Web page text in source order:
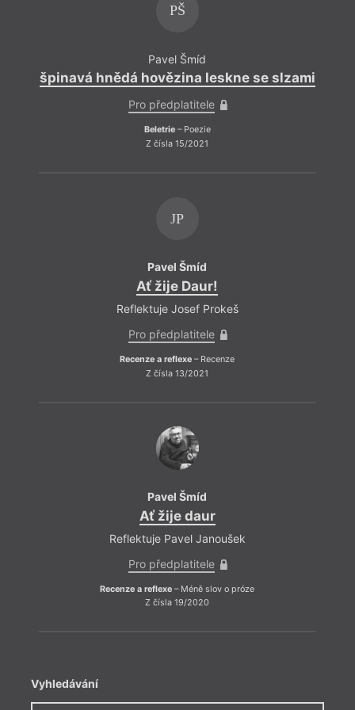
PŠ
Pavel Šmíd
špinavá hnědá hovězina leskne se slzami
Pro předplatitele
Beletrie– Poezie
Z čísla 15/2021
JP
Pavel Šmíd
Ať žije Daur!
Reflektuje Josef Prokeš
Pro předplatitele
Recenze a reflexe – Recenze
Z čísla 13/2021
Pavel Šmíd
Ať žije daur
Reflektuje Pavel Janoušek
Pro předplatitele
Recenze a reflexe – Méně slov o próze
Z čísla 19/2020
Vyhledávání